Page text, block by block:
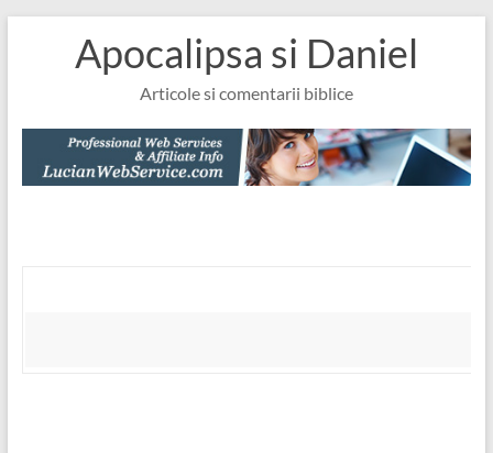
Apocalipsa si Daniel
Articole si comentarii biblice